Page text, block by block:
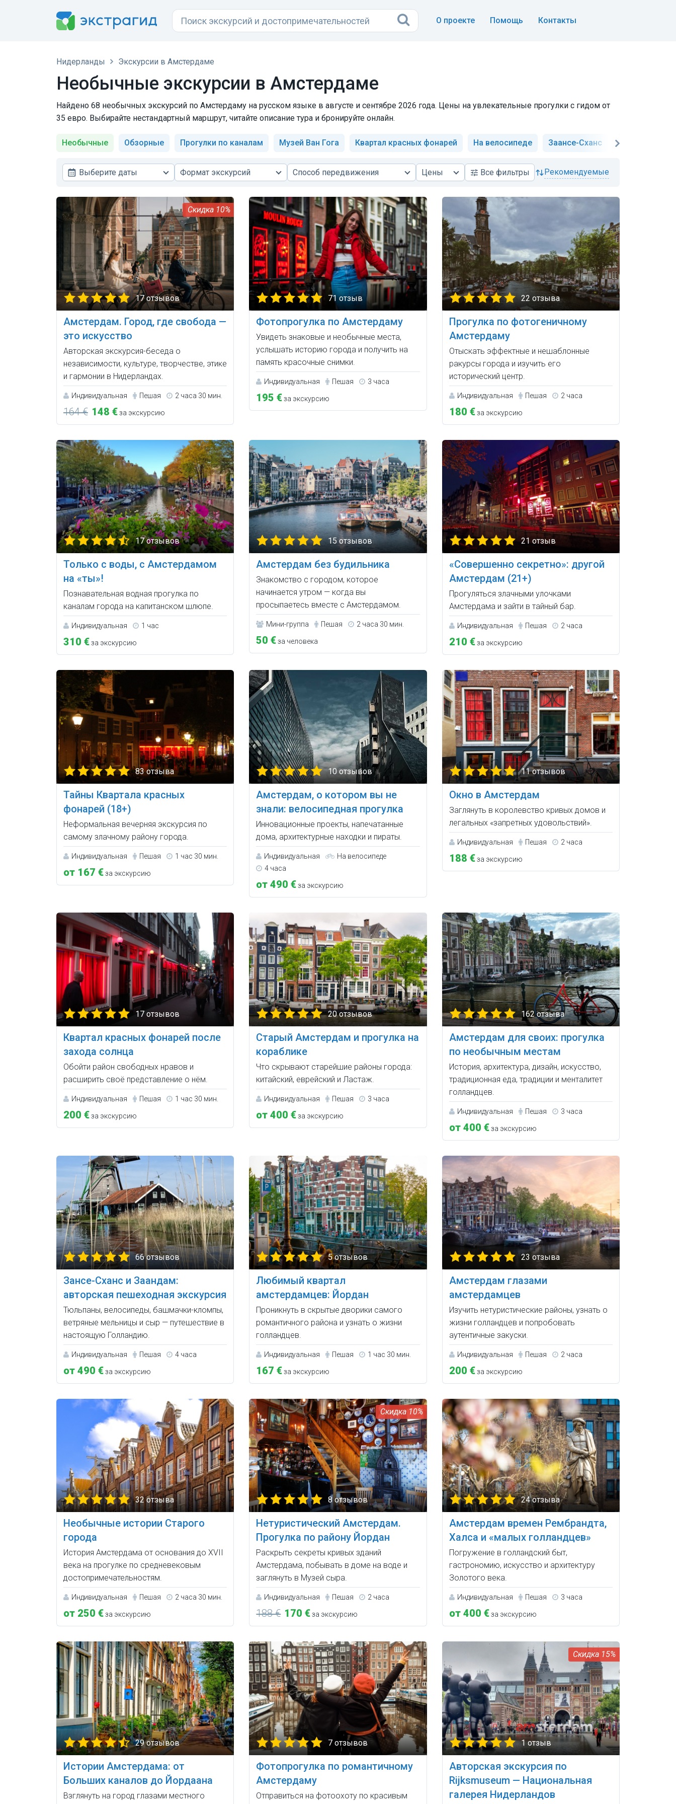
О проекте Помощь Контакты
Нидерланды Экскурсии в Амстердаме
Необычные экскурсии в Амстердаме
Найдено 68 необычных экскурсий по Амстердаму на русском языке в августе и сентябре 2026 года. Цены на увлекательные прогулки с гидом от
35 евро. Выбирайте нестандартный маршрут, читайте описание тура и бронируйте онлайн.
Необычные Обзорные Прогулки по каналам Музей Ван Гога Квартал красных фонарей На велосипеде Заансе-Сханс Парк цветов
Выберите даты Формат экскурсий Способ передвижения Цены Всефильтры рекомендуемые
10%
17 отзывов
Амстердам. Город, где свобода —
это искусство
Авторская экскурсия-беседа о
независимости, культуре, творчестве, этике
и гармонии в Нидерландах.
Индивидуальная Пешая 2 часа 30 мин.
164 € 148 €за экскурсию
71 отзыв
Фотопрогулка по Амстердаму
Увидеть знаковые и необычные места,
услышать историю города и получить на
память красочные снимки.
Индивидуальная Пешая 3 часа
195 €за экскурсию
22 отзыва
Прогулка по фотогеничному
Амстердаму
Отыскать эффектные и нешаблонные
ракурсы города и изучить его
исторический центр.
Индивидуальная Пешая 2 часа
180 €за экскурсию
17 отзывов
Только с воды, с Амстердамом
на «ты»!
Познавательная водная прогулка по
каналам города на капитанском шлюпе.
Индивидуальная 1 час
310 €за экскурсию
15 отзывов
Амстердам без будильника
Знакомство с городом, которое
начинается утром — когда вы
просыпаетесь вместе с Амстердамом.
Мини-группа Пешая 2 часа 30 мин.
50 €за человека
21 отзыв
«Совершенно секретно»: другой
Амстердам (21+)
Прогуляться злачными улочками
Амстердама и зайти в тайный бар.
Индивидуальная Пешая 2 часа
210 €за экскурсию
83 отзыва
Тайны Квартала красных
фонарей (18+)
Неформальная вечерняя экскурсия по
самому злачному району города.
Индивидуальная Пешая 1 час 30 мин.
от 167 €за экскурсию
10 отзывов
Амстердам, о котором вы не
знали: велосипедная прогулка
Инновационные проекты, напечатанные
дома, архитектурные находки и пираты.
Индивидуальная
На велосипеде
4 часа
от 490 €за экскурсию
11 отзывов
Окно в Амстердам
Заглянуть в королевство кривых домов и
легальных «запретных удовольствий».
Индивидуальная Пешая 2 часа
188 €за экскурсию
17 отзывов
Квартал красных фонарей после
захода солнца
Обойти район свободных нравов и
расширить своё представление о нём.
Индивидуальная Пешая 1 час 30 мин.
200 €за экскурсию
20 отзывов
Старый Амстердам и прогулка на
кораблике
Что скрывают старейшие районы города:
китайский, еврейский и Ластаж.
Индивидуальная Пешая 3 часа
от 400 €за экскурсию
162 отзыва
Амстердам для своих: прогулка
по необычным местам
История, архитектура, дизайн, искусство,
традиционная еда, традиции и менталитет
голландцев.
Индивидуальная Пешая 3 часа
от 400 €за экскурсию
66 отзывов
Зансе-Сханс и Заандам:
авторская пешеходная экскурсия
Тюльпаны, велосипеды, башмачки-кломпы,
ветряные мельницы и сыр — путешествие в
настоящую Голландию.
Индивидуальная Пешая 4 часа
от 490 €за экскурсию
5 отзывов
Любимый квартал
амстердамцев: Йордан
Проникнуть в скрытые дворики самого
романтичного района и узнать о жизни
голландцев.
Индивидуальная Пешая 1 час 30 мин.
167 €за экскурсию
23 отзыва
Амстердам глазами
амстердамцев
Изучить нетуристические районы, узнать о
жизни голландцев и попробовать
аутентичные закуски.
Индивидуальная Пешая 2 часа
200 €за экскурсию
32 отзыва
Необычные истории Старого
города
История Амстердама от основания до XVII
века на прогулке по средневековым
достопримечательностям.
Индивидуальная Пешая 2 часа 30 мин.
от 250 €за экскурсию
10%
8 отзывов
Нетуристический Амстердам.
Прогулка по району Йордан
Раскрыть секреты кривых зданий
Амстердама, побывать в доме на воде и
заглянуть в Музей сыра.
Индивидуальная Пешая 2 часа
188 € 170 €за экскурсию
24 отзыва
Амстердам времен Рембрандта,
Халса и «малых голландцев»
Погружение в голландский быт,
гастрономию, искусство и архитектуру
Золотого века.
Индивидуальная Пешая 3 часа
от 400 €за экскурсию
29 отзывов
Истории Амстердама: от
Больших каналов до Йордаана
Взглянуть на город глазами местного
7 отзывов
Фотопрогулка по романтичному
Амстердаму
Отправиться на фотоохоту по красивым
15%
1 отзыв
Авторская экскурсия по
Rijksmuseum — Национальная
галерея Нидерландов